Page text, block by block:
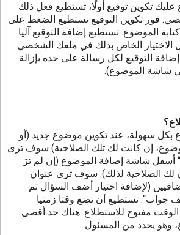
عليك تكوين توقيع أولًا، تستطيع فعل ذلك
فور تكوين التوقيع تستطيع الضغط على
الموضوع. تستطيع إضافة التوقيع آليا
الاختيار الخاص بذلك في ملفك الشخصي
التوقيع لكل رسالة على حده بإزالة
في شاشة الموضوع).
بكل سهولة، عند تكوين موضوع جديد (أو
إن كانت لك تلك الصلاحية) سوف ترى
أسفل شاشة إضافة الموضوع (إن لم ترَ
لك الصلاحية لذلك). سوف ترى عنوان
(لإضافة اختيار أضف السؤال ثم
تستطيع أن تضع وقتا زمنيا
مفتوح للاستطلاع. هناك حد أقصى
وهو يحدد من المسئول.